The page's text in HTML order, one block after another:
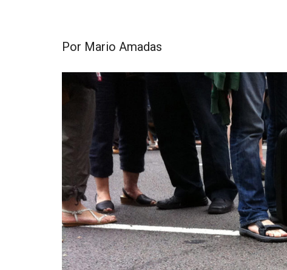
caminos
Por Mario Amadas